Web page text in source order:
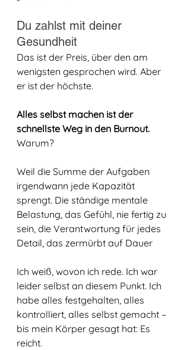
Du zahlst mit deiner
Gesundheit
Das ist der Preis, über den am
wenigsten gesprochen wird. Aber
er ist der höchste.
Alles selbst machen ist der
schnellste Weg in den Burnout.
Warum?
Weil die Summe der Aufgaben
irgendwann jede Kapazität
sprengt. Die ständige mentale
Belastung, das Gefühl, nie fertig zu
sein, die Verantwortung für jedes
Detail, das zermürbt auf Dauer
Ich weiß, wovon ich rede. Ich war
leider selbst an diesem Punkt. Ich
habe alles festgehalten, alles
kontrolliert, alles selbst gemacht –
bis mein Körper gesagt hat: Es
reicht.